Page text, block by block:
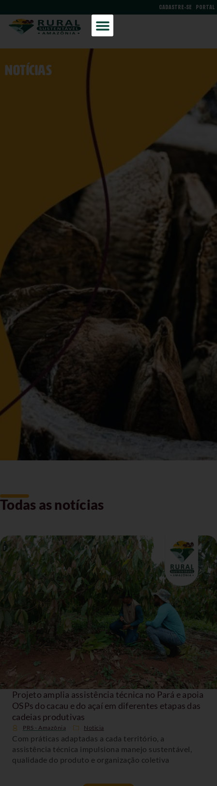
PORTAL
CADASTRE-SE
NOtícias
Todas as notícias
Projeto amplia assistência técnica no Pará e apoia
OSPs do cacau e do açaí em diferentes etapas das
cadeias produtivas
PRS - Amazônia Noticia
Com práticas adaptadas a cada território, a
assistência técnica impulsiona manejo sustentável,
qualidade do produto e organização coletiva